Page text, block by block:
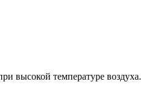
высокой температуре воздуха.